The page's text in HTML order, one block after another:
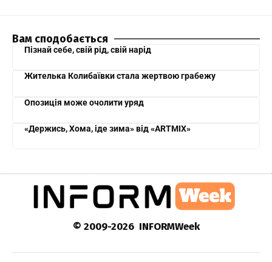
Вам сподобається
Пізнай себе, свій рід, свій нарід
Жителька Колибаївки стала жертвою грабежу
Опозиція може очолити уряд
«Держись, Хома, іде зима» від «ARTMIX»
© 2009-2026 INFORMWeek